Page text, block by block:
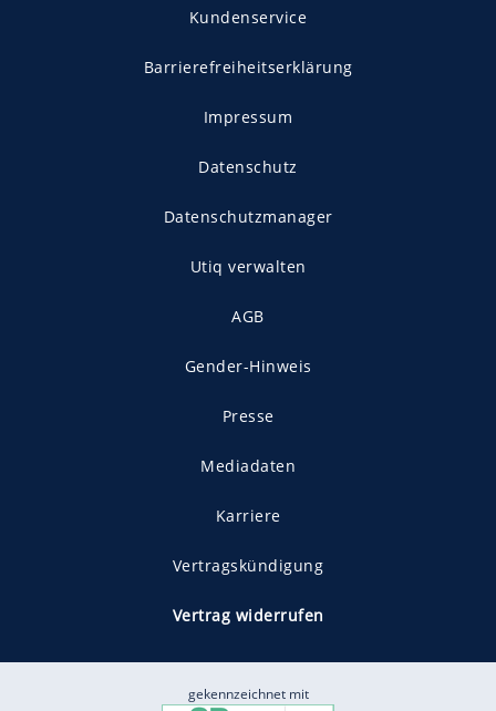
Kundenservice
Barrierefreiheitserklärung
Impressum
Datenschutz
Datenschutzmanager
Utiq verwalten
AGB
Gender-Hinweis
Presse
Mediadaten
Karriere
Vertragskündigung
Vertrag widerrufen
gekennzeichnet mit